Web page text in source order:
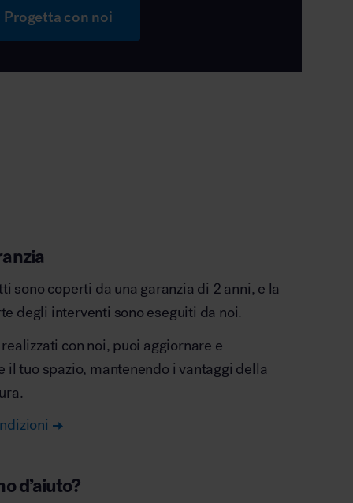
Progetta con noi
sono coperti da una garanzia di 2 anni, e la
degli interventi sono eseguiti da noi.
con noi, puoi aggiornare e
il tuo spazio, mantenendo i vantaggi della
d’aiuto?